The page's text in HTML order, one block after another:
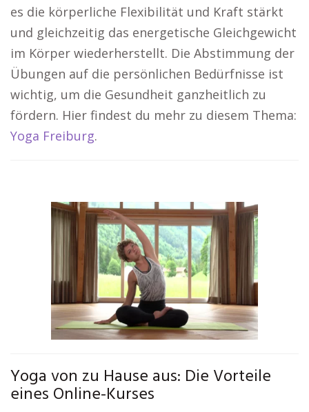
es die körperliche Flexibilität und Kraft stärkt
und gleichzeitig das energetische Gleichgewicht
im Körper wiederherstellt. Die Abstimmung der
Übungen auf die persönlichen Bedürfnisse ist
wichtig, um die Gesundheit ganzheitlich zu
fördern. Hier findest du mehr zu diesem Thema:
Yoga Freiburg.
Yoga von zu Hause aus: Die Vorteile
eines Online-Kurses